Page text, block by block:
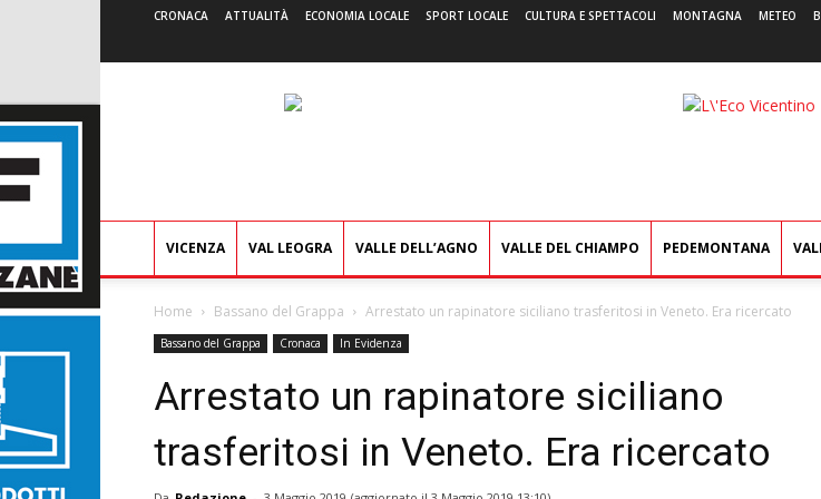
CRONACA ATTUALITÀ ECONOMIA LOCALE SPORT LOCALE CULTURA E SPETTACOLI MONTAGNA METEO
L'Eco
VICENZA VAL LEOGRA VALLE DELL’AGNO VALLE DEL CHIAMPO PEDEMONTANA
Home Bassano del Grappa Arrestato un rapinatore siciliano trasferitosi in Veneto. Era ricercato
Bassano del Grappa Cronaca In Evidenza
Arrestato un rapinatore siciliano
trasferitosi in Veneto. Era ricercato